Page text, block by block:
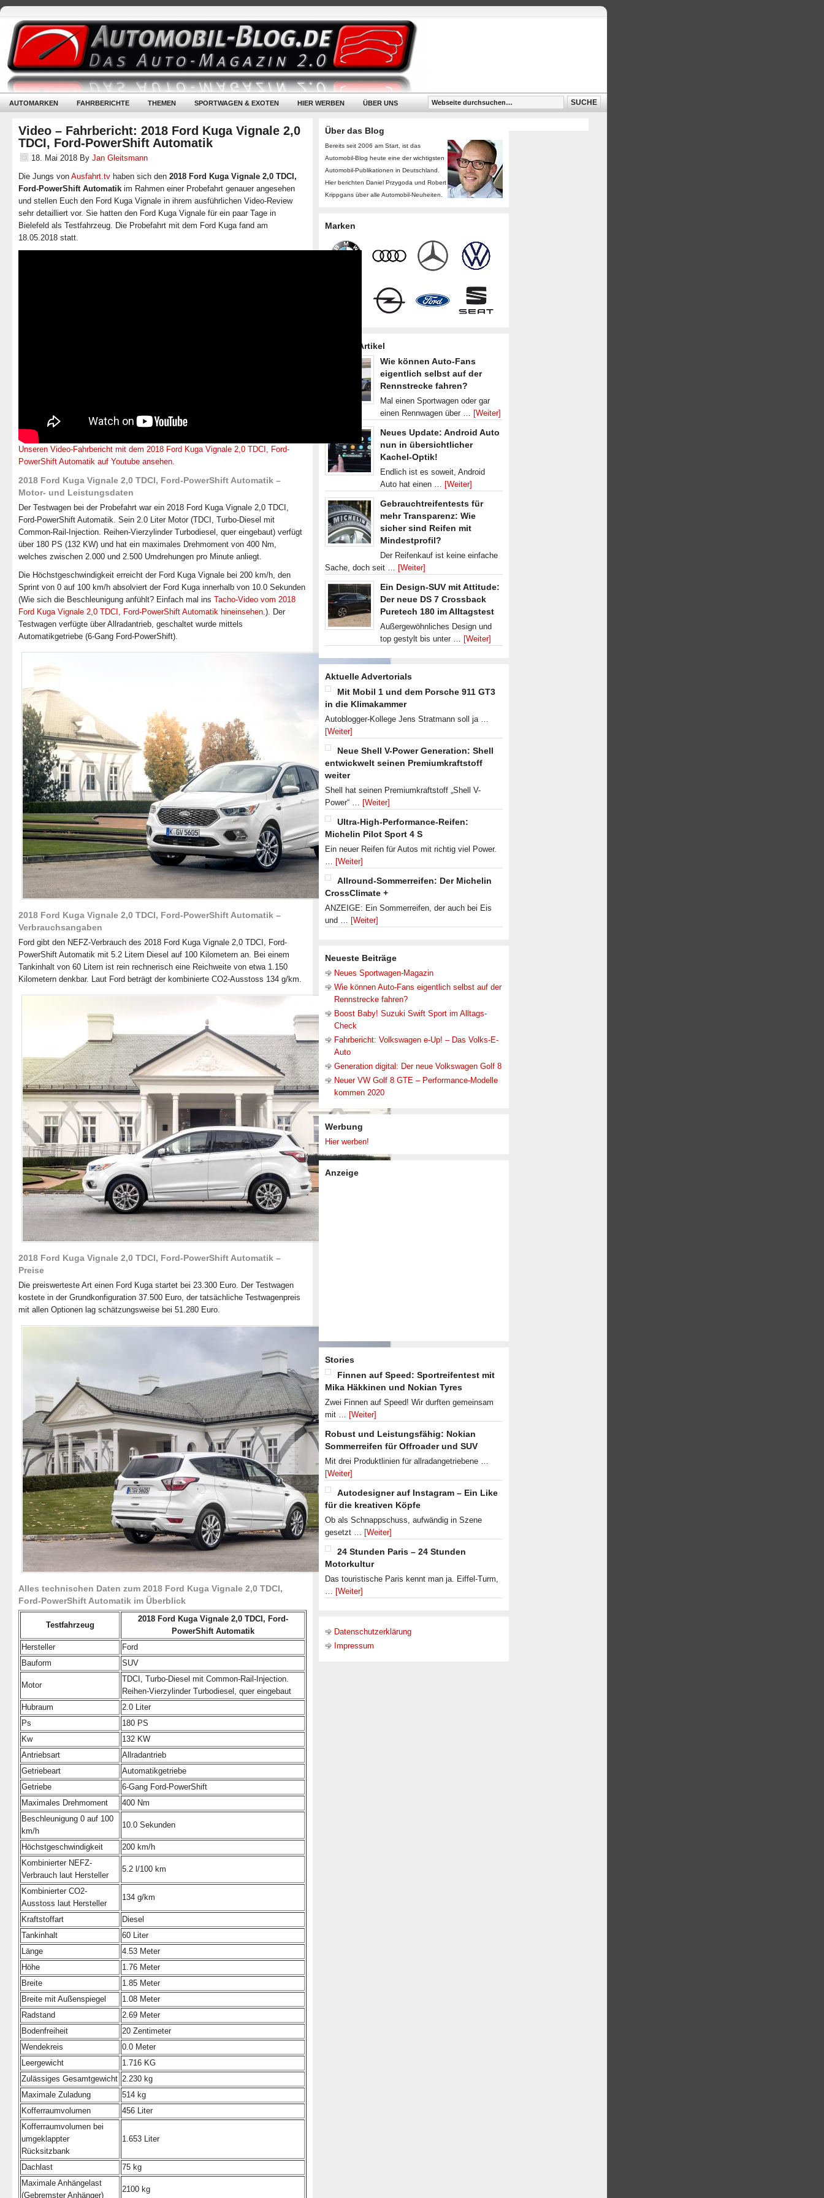
AUTOMARKEN FAHRBERICHTE THEMEN SPORTWAGEN & EXOTEN HIER WERBEN ÜBER UNS
Video – Fahrbericht: 2018 Ford Kuga Vignale 2,0
TDCI, Ford-PowerShift Automatik
18. Mai 2018 By Jan Gleitsmann
Die Jungs von Ausfahrt.tv haben sich den 2018 Ford Kuga Vignale 2,0 TDCI,
Ford-PowerShift Automatik im Rahmen einer Probefahrt genauer angesehen
und stellen Euch den Ford Kuga Vignale in ihrem ausführlichen Video-Review
sehr detailliert vor. Sie hatten den Ford Kuga Vignale für ein paar Tage in
Bielefeld als Testfahrzeug. Die Probefahrt mit dem Ford Kuga fand am
18.05.2018 statt.
Unseren Video-Fahrbericht mit dem 2018 Ford Kuga Vignale 2,0 TDCI, Ford-
PowerShift Automatik auf Youtube ansehen.
2018 Ford Kuga Vignale 2,0 TDCI, Ford-PowerShift Automatik –
Motor- und Leistungsdaten
Der Testwagen bei der Probefahrt war ein 2018 Ford Kuga Vignale 2,0 TDCI,
Ford-PowerShift Automatik. Sein 2.0 Liter Motor (TDCI, Turbo-Diesel mit
Common-Rail-Injection. Reihen-Vierzylinder Turbodiesel, quer eingebaut) verfügt
über 180 PS (132 KW) und hat ein maximales Drehmoment von 400 Nm,
welches zwischen 2.000 und 2.500 Umdrehungen pro Minute anliegt.
Die Höchstgeschwindigkeit erreicht der Ford Kuga Vignale bei 200 km/h, den
Sprint von 0 auf 100 km/h absolviert der Ford Kuga innerhalb von 10.0 Sekunden
(Wie sich die Beschleunigung anfühlt? Einfach mal ins Tacho-Video vom 2018
Ford Kuga Vignale 2,0 TDCI, Ford-PowerShift Automatik hineinsehen.). Der
Testwagen verfügte über Allradantrieb, geschaltet wurde mittels
Automatikgetriebe (6-Gang Ford-PowerShift).
2018 Ford Kuga Vignale 2,0 TDCI, Ford-PowerShift Automatik –
Verbrauchsangaben
Ford gibt den NEFZ-Verbrauch des 2018 Ford Kuga Vignale 2,0 TDCI, Ford-
PowerShift Automatik mit 5.2 Litern Diesel auf 100 Kilometern an. Bei einem
Tankinhalt von 60 Litern ist rein rechnerisch eine Reichweite von etwa 1.150
Kilometern denkbar. Laut Ford beträgt der kombinierte CO2-Ausstoss 134 g/km.
2018 Ford Kuga Vignale 2,0 TDCI, Ford-PowerShift Automatik –
Preise
Die preiswerteste Art einen Ford Kuga startet bei 23.300 Euro. Der Testwagen
kostete in der Grundkonfiguration 37.500 Euro, der tatsächliche Testwagenpreis
mit allen Optionen lag schätzungsweise bei 51.280 Euro.
Alles technischen Daten zum 2018 Ford Kuga Vignale 2,0 TDCI,
Ford-PowerShift Automatik im Überblick
Testfahrzeug
2018 Ford Kuga Vignale 2,0 TDCI, Ford-
PowerShift Automatik
Hersteller
Ford
Bauform
SUV
Motor
TDCI, Turbo-Diesel mit Common-Rail-Injection.
Reihen-Vierzylinder Turbodiesel, quer eingebaut
Hubraum
2.0 Liter
Ps
180 PS
Kw
132 KW
Antriebsart
Allradantrieb
Getriebeart
Automatikgetriebe
Getriebe
6-Gang Ford-PowerShift
Maximales Drehmoment
400 Nm
Beschleunigung 0 auf 100
km/h
10.0 Sekunden
Höchstgeschwindigkeit
200 km/h
Kombinierter NEFZ-
Verbrauch laut Hersteller
5.2 l/100 km
Kombinierter CO2-
Ausstoss laut Hersteller
134 g/km
Kraftstoffart
Diesel
Tankinhalt
60 Liter
Länge
4.53 Meter
Höhe
1.76 Meter
Breite
1.85 Meter
Breite mit Außenspiegel
1.08 Meter
Radstand
2.69 Meter
Bodenfreiheit
20 Zentimeter
Wendekreis
0.0 Meter
Leergewicht
1.716 KG
Zulässiges Gesamtgewicht 2.230 kg
Maximale Zuladung
514 kg
Kofferraumvolumen
456 Liter
Kofferraumvolumen bei
umgeklappter
Rücksitzbank
1.653 Liter
Dachlast
75 kg
Maximale Anhängelast
(Gebremster Anhänger)
2100 kg
Über das Blog
Bereits seit 2006 am Start, ist das
Automobil-Blog heute eine der wichtigsten
Automobil-Publikationen in Deutschland.
Hier berichten Daniel Przygoda und Robert
Krippgans über alle Automobil-Neuheiten.
Marken
Frische Artikel
Wie können Auto-Fans
eigentlich selbst auf der
Rennstrecke fahren?
Mal einen Sportwagen oder gar
einen Rennwagen über … [Weiter]
Neues Update: Android Auto
nun in übersichtlicher
Kachel-Optik!
Endlich ist es soweit, Android
Auto hat einen … [Weiter]
Gebrauchtreifentests für
mehr Transparenz: Wie
sicher sind Reifen mit
Mindestprofil?
Der Reifenkauf ist keine einfache
Sache, doch seit … [Weiter]
Ein Design-SUV mit Attitude:
Der neue DS 7 Crossback
Puretech 180 im Alltagstest
Außergewöhnliches Design und
top gestylt bis unter … [Weiter]
Aktuelle Advertorials
Mit Mobil 1 und dem Porsche 911 GT3
in die Klimakammer
Autoblogger-Kollege Jens Stratmann soll ja …
[Weiter]
Neue Shell V-Power Generation: Shell
entwickwelt seinen Premiumkraftstoff
weiter
Shell hat seinen Premiumkraftstoff „Shell V-
Power“ … [Weiter]
Ultra-High-Performance-Reifen:
Michelin Pilot Sport 4 S
Ein neuer Reifen für Autos mit richtig viel Power.
… [Weiter]
Allround-Sommerreifen: Der Michelin
CrossClimate +
ANZEIGE: Ein Sommerreifen, der auch bei Eis
und … [Weiter]
Neueste Beiträge
Neues Sportwagen-Magazin
Wie können Auto-Fans eigentlich selbst auf der
Rennstrecke fahren?
Boost Baby! Suzuki Swift Sport im Alltags-
Check
Fahrbericht: Volkswagen e-Up! – Das Volks-E-
Auto
Generation digital: Der neue Volkswagen Golf 8
Neuer VW Golf 8 GTE – Performance-Modelle
kommen 2020
Werbung
Hier werben!
Anzeige
Stories
Finnen auf Speed: Sportreifentest mit
Mika Häkkinen und Nokian Tyres
Zwei Finnen auf Speed! Wir durften gemeinsam
mit … [Weiter]
Robust und Leistungsfähig: Nokian
Sommerreifen für Offroader und SUV
Mit drei Produktlinien für allradangetriebene …
[Weiter]
Autodesigner auf Instagram – Ein Like
für die kreativen Köpfe
Ob als Schnappschuss, aufwändig in Szene
gesetzt … [Weiter]
24 Stunden Paris – 24 Stunden
Motorkultur
Das touristische Paris kennt man ja. Eiffel-Turm,
… [Weiter]
Datenschutzerklärung
Impressum